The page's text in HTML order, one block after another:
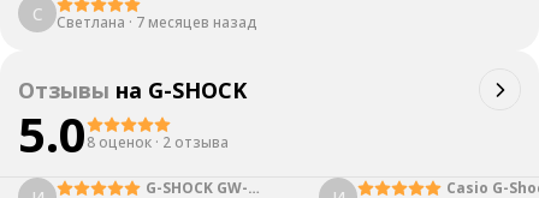
С Светлана · 7 месяцев назад
Отзывы на G-SHOCK
5.08 оценок · 2 отзыва
G-SHOCK GW-
Casio G-